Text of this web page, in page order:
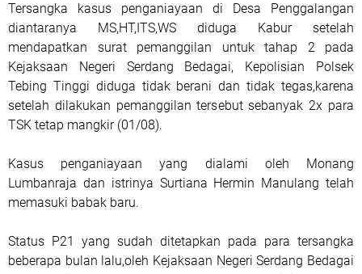
Tersangka kasus penganiayaan di Desa Penggalangan
diantaranya MS,HT,ITS,WS diduga Kabur setelah
mendapatkan surat pemanggilan untuk tahap 2 pada
Kejaksaan Negeri Serdang Bedagai, Kepolisian Polsek
Tebing Tinggi diduga tidak berani dan tidak tegas,karena
setelah dilakukan pemanggilan tersebut sebanyak 2x para
TSK tetap mangkir (01/08).
Kasus penganiayaan yang dialami oleh Monang
Lumbanraja dan istrinya Surtiana Hermin Manulang telah
memasuki babak baru.
Status P21 yang sudah ditetapkan pada para tersangka
beberapa bulan lalu,oleh Kejaksaan Negeri Serdang Bedagai